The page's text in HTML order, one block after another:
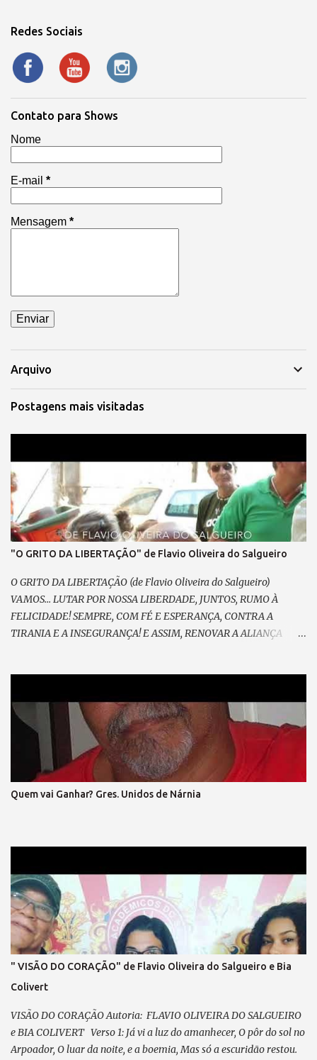
Redes Sociais
Contato para Shows
Nome
E-mail *
Mensagem *
Arquivo
Postagens mais visitadas
"O GRITO DA LIBERTAÇÃO" de Flavio Oliveira do Salgueiro
O GRITO DA LIBERTAÇÃO (de Flavio Oliveira do Salgueiro)
VAMOS... LUTAR POR NOSSA LIBERDADE, JUNTOS, RUMO À
FELICIDADE! SEMPRE, COM FÉ E ESPERANÇA, CONTRA A
TIRANIA E A INSEGURANÇA! E ASSIM, RENOVAR A ALIANÇA
BRILHAR! (refrão 1) DE MÃOS DADAS, DE CORAÇÃO, O GRITO DA
LIBERTAÇÃO ! E ENTÃO, VAMOS VOLTAR A SORRIR, SEM MEDO...
DO QUE HÁ DE VIR. LIBERTAR... A EXPRESSÃO E A
DEMOCRACIA, SEM FARSA, SEM IDEOLOGIA! SENTIR, SEM
ARDIL O DIREITO, O FIM DA VINGANÇA, E DO PRECONCEITO! A
LEI MAIOR TRIUNFAR O PAIS EM HARMONIA, VIVER, DE TODO,
A CIDADANIA VEM PRA RUA, VEM LUTAR, NOSSA VOZ VAI
Quem vai Ganhar? Gres. Unidos de Nárnia
" VISÃO DO CORAÇÃO" de Flavio Oliveira do Salgueiro e Bia
Colivert
VISÃO DO CORAÇÃO Autoria: FLAVIO OLIVEIRA DO SALGUEIRO
e BIA COLIVERT Verso 1: Já vi a luz do amanhecer, O pôr do sol no
Arpoador, O luar da noite, e a boemia, Mas só a escuridão restou.